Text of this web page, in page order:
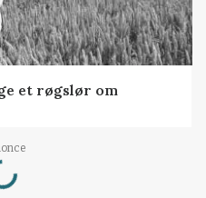
et røgslør om